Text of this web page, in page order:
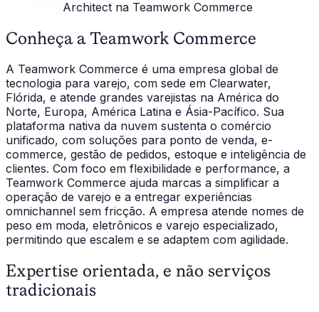
Architect na Teamwork Commerce
Conheça a Teamwork Commerce
A Teamwork Commerce é uma empresa global de
tecnologia para varejo, com sede em Clearwater,
Flórida, e atende grandes varejistas na América do
Norte, Europa, América Latina e Ásia-Pacífico. Sua
plataforma nativa da nuvem sustenta o comércio
unificado, com soluções para ponto de venda, e-
commerce, gestão de pedidos, estoque e inteligência de
clientes. Com foco em flexibilidade e performance, a
Teamwork Commerce ajuda marcas a simplificar a
operação de varejo e a entregar experiências
omnichannel sem fricção. A empresa atende nomes de
peso em moda, eletrônicos e varejo especializado,
permitindo que escalem e se adaptem com agilidade.
Expertise orientada, e não serviços
tradicionais